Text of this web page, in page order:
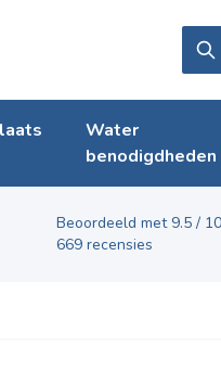
Water
benodigdheden
Beoordeeld met 9.5 / 10
669 recensies